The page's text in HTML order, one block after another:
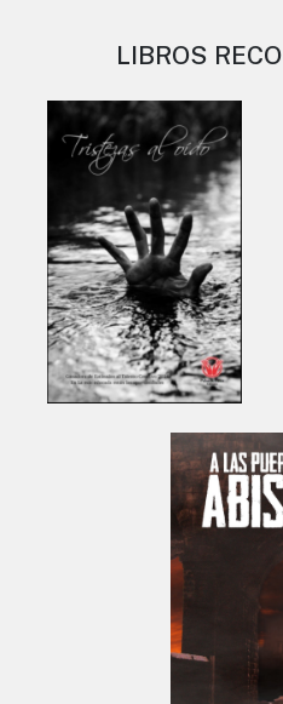
LIBROS